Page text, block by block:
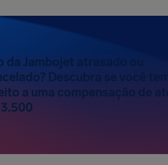
da Jambojet atrasado ou
Descubra se você tem
a uma compensação de até